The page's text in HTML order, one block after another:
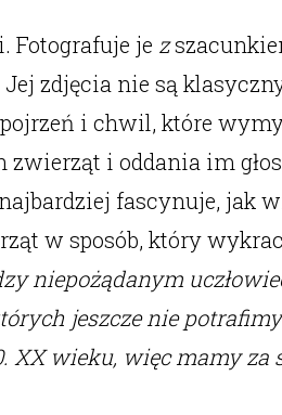
Fotografuje je z
zdjęcia nie są
i chwil, które
i oddania im
fascynuje, jak
w sposób, który
niepożądanym
jeszcze nie
wieku, więc mamy za